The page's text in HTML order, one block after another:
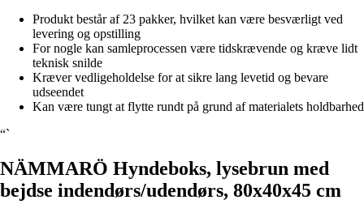
Produkt består af 23 pakker, hvilket kan være besværligt ved
levering og opstilling
For nogle kan samleprocessen være tidskrævende og kræve lidt
teknisk snilde
Kræver vedligeholdelse for at sikre lang levetid og bevare
udseendet
Kan være tungt at flytte rundt på grund af materialets holdbarhed
“`
NÄMMARÖ Hyndeboks, lysebrun med
bejdse indendørs/udendørs, 80x40x45 cm